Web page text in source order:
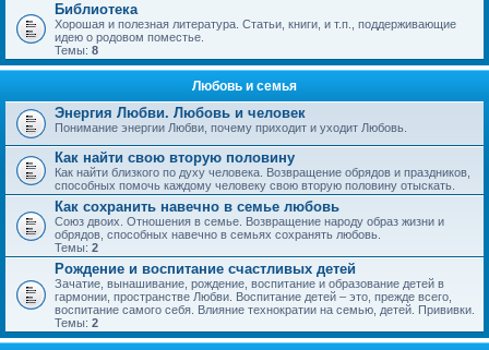
Библиотека
Хорошая и полезная литература. Статьи, книги, и т.п., поддерживающие
идею о родовом поместье.
Темы: 8
Любовь и семья
Энергия Любви. Любовь и человек
Понимание энергии Любви, почему приходит и уходит Любовь.
Как найти свою вторую половину
Как найти близкого по духу человека. Возвращение обрядов и праздников,
способных помочь каждому человеку свою вторую половину отыскать.
Как сохранить навечно в семье любовь
Союз двоих. Отношения в семье. Возвращение народу образ жизни и
обрядов, способных навечно в семьях сохранять любовь.
Темы: 2
Рождение и воспитание счастливых детей
Зачатие, вынашивание, рождение, воспитание и образование детей в
гармонии, пространстве Любви. Воспитание детей – это, прежде всего,
воспитание самого себя. Влияние технократии на семью, детей. Прививки.
Темы: 2